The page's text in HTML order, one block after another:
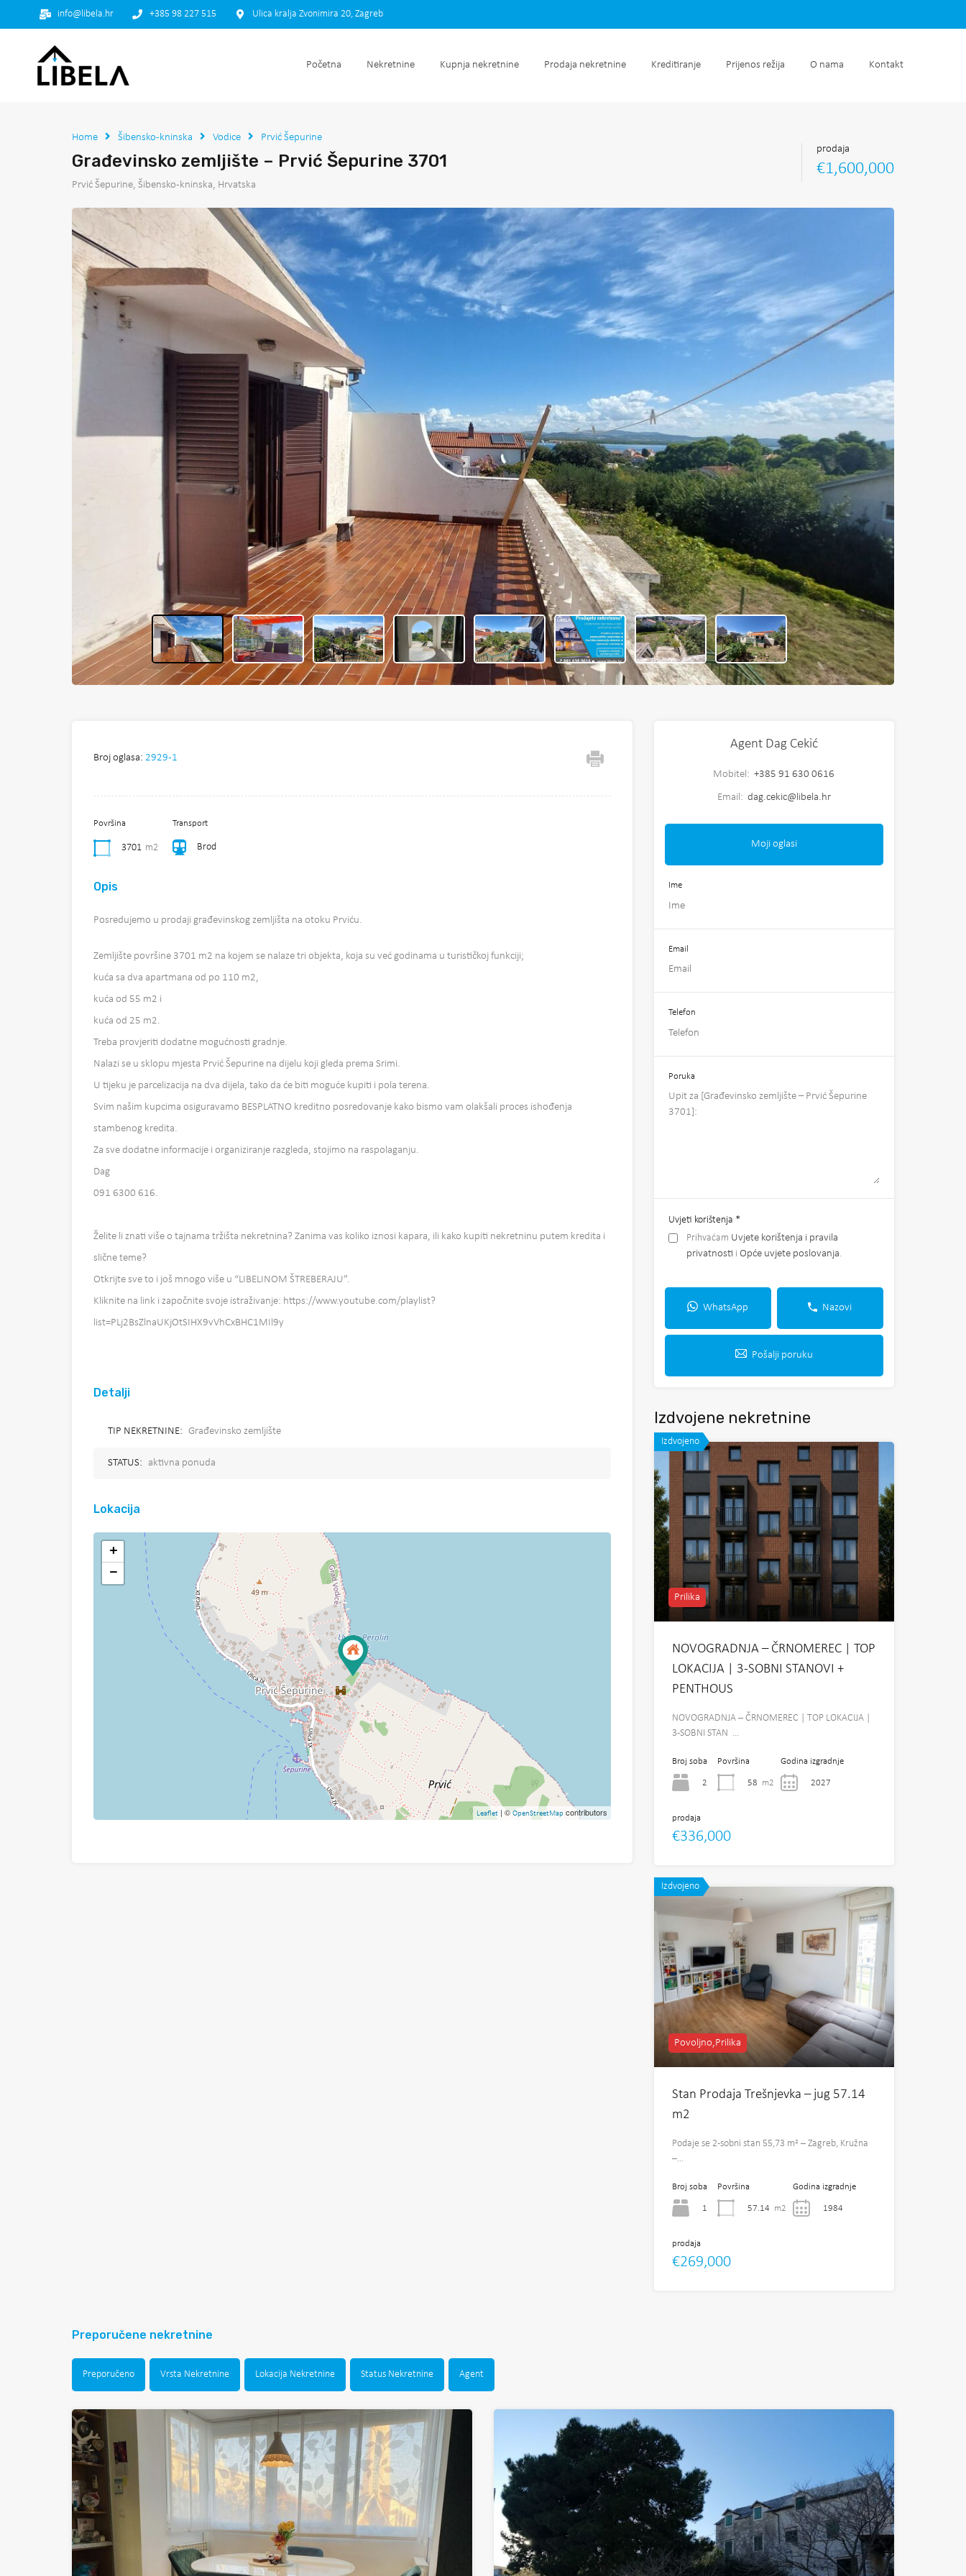
Početna Nekretnine Kupnja nekretnine Prodaja nekretnine Kreditiranje Prijenos režija O nama Kontakt
info@libela.hr +385 98 227 515 Ulica kralja Zvonimira 20, Zagreb
Početna Nekretnine Kupnja nekretnine Prodaja nekretnine Kreditiranje Prijenos režija O nama Kontakt
Home Šibensko-kninska Vodice Prvić Šepurine
Građevinsko zemljište – Prvić Šepurine 3701
Prvić Šepurine, Šibensko-kninska, Hrvatska
prodaja
€1,600,000
Broj oglasa: 2929-1
Površina
3701 m2
Transport
Brod
Opis
Posredujemo u prodaji građevinskog zemljišta na otoku Prviću.
Zemljište površine 3701 m2 na kojem se nalaze tri objekta, koja su već godinama u turističkoj funkciji;
kuća sa dva apartmana od po 110 m2,
kuća od 55 m2 i
kuća od 25 m2.
Treba provjeriti dodatne mogućnosti gradnje.
Nalazi se u sklopu mjesta Prvić Šepurine na dijelu koji gleda prema Srimi.
U tijeku je parcelizacija na dva dijela, tako da će biti moguće kupiti i pola terena.
Svim našim kupcima osiguravamo BESPLATNO kreditno posredovanje kako bismo vam olakšali proces ishođenja
stambenog kredita.
Za sve dodatne informacije i organiziranje razgleda, stojimo na raspolaganju.
Dag
091 6300 616.
Želite li znati više o tajnama tržišta nekretnina? Zanima vas koliko iznosi kapara, ili kako kupiti nekretninu putem kredita i
slične teme?
Otkrijte sve to i još mnogo više u “LIBELINOM ŠTREBERAJU”.
Kliknite na link i započnite svoje istraživanje: https://www.youtube.com/playlist?
list=PLj2BsZlnaUKjOtSIHX9vVhCxBHC1MIl9y
Detalji
TIP NEKRETNINE: Građevinsko zemljište
STATUS: aktivna ponuda
Lokacija
+
−
Leaflet| © OpenStreetMapcontributors
Agent Dag Cekić
Mobitel: +385 91 630 0616
Email: dag.cekic@libela.hr
Moji oglasi
Ime
Email
Telefon
Poruka
Uvjeti korištenja *
Prihvaćam Uvjete korištenja i pravila
privatnosti i Opće uvjete poslovanja.
WhatsApp Nazovi
Pošalji poruku
Izdvojene nekretnine
Izdvojeno
Prilika
NOVOGRADNJA – ČRNOMEREC | TOP
LOKACIJA | 3-SOBNI STANOVI +
PENTHOUS
NOVOGRADNJA – ČRNOMEREC | TOP LOKACIJA |
3-SOBNI STAN …
Broj soba
2
Površina
58 m2
Godina izgradnje
2027
prodaja
€336,000
Izdvojeno
Povoljno,Prilika
Stan Prodaja Trešnjevka – jug 57.14
m2
Podaje se 2-sobni stan 55,73 m² – Zagreb, Kružna
–…
Broj soba
1
Površina
57.14 m2
Godina izgradnje
1984
prodaja
€269,000
Preporučene nekretnine
Preporučeno Vrsta Nekretnine Lokacija Nekretnine Status Nekretnine Agent